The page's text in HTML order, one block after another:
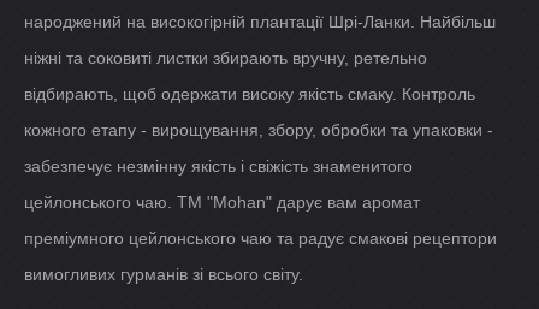
народжений на високогірній плантації Шрі-Ланки. Найбільш
ніжні та соковиті листки збирають вручну, ретельно
відбирають, щоб одержати високу якість смаку. Контроль
кожного етапу - вирощування, збору, обробки та упаковки -
забезпечує незмінну якість і свіжість знаменитого
цейлонського чаю. ТМ "Mohan" дарує вам аромат
преміумного цейлонського чаю та радує смакові рецептори
вимогливих гурманів зі всього світу.